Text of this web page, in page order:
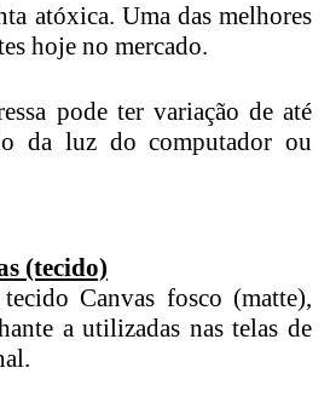
atóxica. Uma das melhores
hoje no mercado.
pode ter variação de até
da luz do computador ou
(tecido)
Canvas fosco (matte),
a utilizadas nas telas de